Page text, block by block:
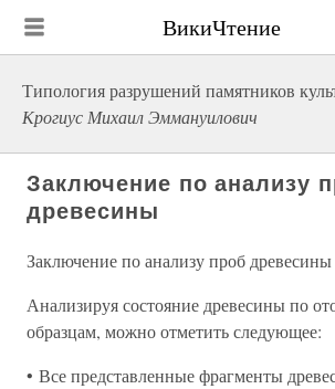
ВикиЧтение
Типология разрушений памятников
Крогиус Михаил Эммануилович
Заключение по анализу
древесины
Заключение по анализу проб древесины
Анализируя состояние древесины по
образцам, можно отметить следующее:
• Все представленные фрагменты